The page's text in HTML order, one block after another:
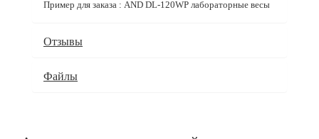
Пример для заказа : AND DL-120WP лабораторные весы
Отзывы
Файлы